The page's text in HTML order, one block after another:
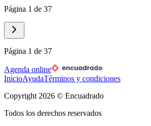
Página 1 de 37
Página 1 de 37
Agenda online
InicioAyudaTérminos y condiciones
Copyright 2026 © Encuadrado
Todos los derechos reservados